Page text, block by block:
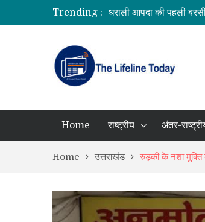
Trending :
उत्तराखंड में बारिश का
सीएम धामी ने दिए हाई
उत्तराखंड को मिल सकती
भारत में आएंगे प्लास्टिक के
Home राष्ट्रीय अंतर-
Home उत्तराखंड रुड़की के नशा मुक्ति